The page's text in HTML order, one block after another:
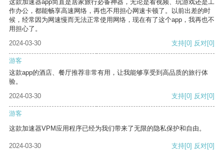
这款加速器app简直是居家旅行必备神器，无论是看视频、玩游戏还是工
作办公，都能畅享高速网络，再也不用担心网速卡顿了。以前出差的时
候，经常因为网速慢而无法正常使用网络，现在有了这个app，我再也不
用担心了。
2024-03-30
支持[0] 反对[0]
游客
这款app的酒店、餐厅推荐非常有用，让我能够享受到高品质的旅行体
验。
2024-03-30
支持[0] 反对[0]
游客
这款加速器VPM应用程序已经为我们带来了无限的隐私保护和自由。
2024-03-30 支持[0] 反对[0]